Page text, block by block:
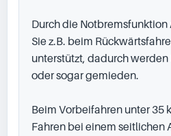
Durch die Notbremsfunktion
Sie z.B. beim
unterstützt, dadurch
oder sogar gemieden.
Beim Vorbeifahren unter 35
Fahren bei einem seitlichen